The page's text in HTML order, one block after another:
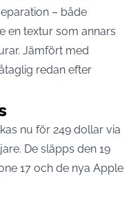
– både
en textur som annars
Jämfört med
redan efter
nu för 249 dollar via
De släpps den 19
17 och de nya Apple